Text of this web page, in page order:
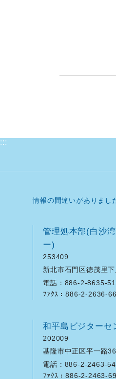
:::
情報の間違いがありまし
管理処本部(白沙
ー)
253409
新北市石門区徳茂里
電話：886-2-8635-
ﾌｧｸｽ：886-2-2636-
和平島ビジターセ
202009
基隆市中正区平一路
電話：886-2-2463-
ﾌｧｸｽ：886-2-2463-